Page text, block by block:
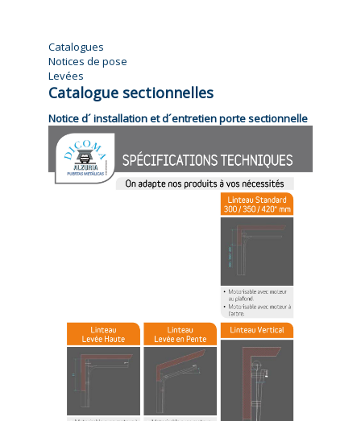
Catalogues
Notices de pose
Levées
Catalogue sectionnelles​
Notice d´ installation et d´entretien porte sectionnelle